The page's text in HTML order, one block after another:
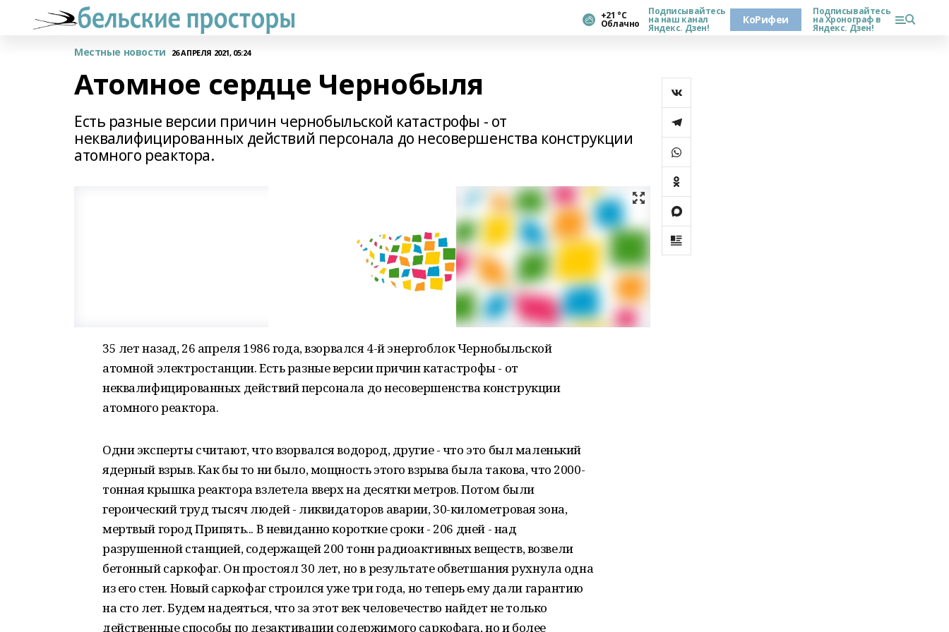
+21 °С
Облачно
Подписывайтесь
на наш канал
Яндекс. Дзен!
КоРифеи
Подписывайтесь
на Хронограф в
Яндекс. Дзен!
Местные новости 26 АПРЕЛЯ 2021, 05:24
Атомное сердце Чернобыля
Есть разные версии причин чернобыльской катастрофы - от
неквалифицированных действий персонала до несовершенства конструкции
атомного реактора.
35 лет назад, 26 апреля 1986 года, взорвался 4-й энергоблок Чернобыльской
атомной электростанции. Есть разные версии причин катастрофы - от
неквалифицированных действий персонала до несовершенства конструкции
атомного реактора.
Одни эксперты считают, что взорвался водород, другие - что это был маленький
ядерный взрыв. Как бы то ни было, мощность этого взрыва была такова, что 2000-
тонная крышка реактора взлетела вверх на десятки метров. Потом были
героический труд тысяч людей - ликвидаторов аварии, 30-километровая зона,
мертвый город Припять... В невиданно короткие сроки - 206 дней - над
разрушенной станцией, содержащей 200 тонн радиоактивных веществ, возвели
бетонный саркофаг. Он простоял 30 лет, но в результате обветшания рухнула одна
из его стен. Новый саркофаг строился уже три года, но теперь ему дали гарантию
на сто лет. Будем надеяться, что за этот век человечество найдет не только
действенные способы по дезактивации содержимого саркофага, но и более